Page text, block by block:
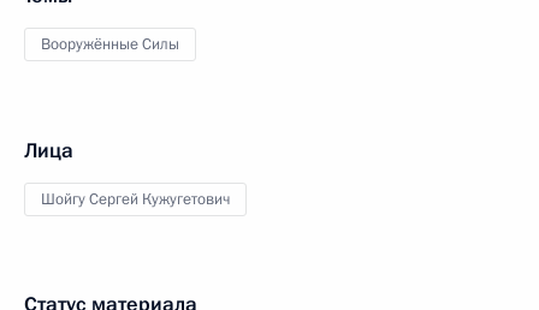
Вооружённые Силы
Лица
Шойгу Сергей Кужугетович